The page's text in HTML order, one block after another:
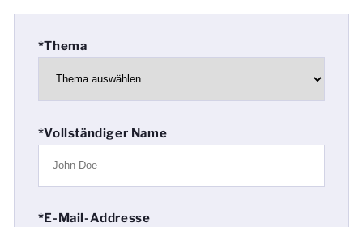
*Thema
*Vollständiger Name
*E-Mail-Addresse